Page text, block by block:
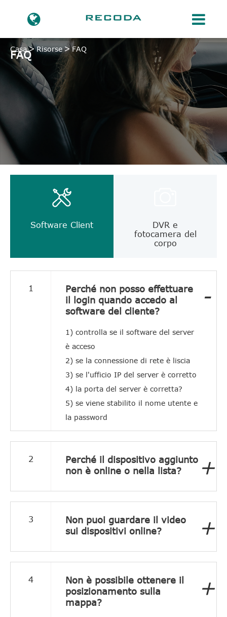
Casa Risorse FAQ
FAQ
Software Client
DVR e
fotocamera del
corpo
1
Perché non posso effettuare
il login quando accedo al
software del cliente?
1) controlla se il software del server
è acceso
2) se la connessione di rete è liscia
3) se l'ufficio IP del server è corretto
4) la porta del server è corretta?
5) se viene stabilito il nome utente e
la password
-
2
Perché il dispositivo aggiunto
non è online o nella lista?
+
3
Non puoi guardare il video
sui dispositivi online?
+
4
Non è possibile ottenere il
posizionamento sulla
mappa?
+